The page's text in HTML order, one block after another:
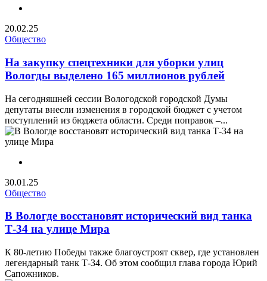
20.02.25
Общество
На закупку спецтехники для уборки улиц
Вологды выделено 165 миллионов рублей
На сегодняшней сессии Вологодской городской Думы
депутаты внесли изменения в городской бюджет с учетом
поступлений из бюджета области. Среди поправок –...
30.01.25
Общество
В Вологде восстановят исторический вид танка
Т-34 на улице Мира
К 80-летию Победы также благоустроят сквер, где установлен
легендарный танк Т-34. Об этом сообщил глава города Юрий
Сапожников.